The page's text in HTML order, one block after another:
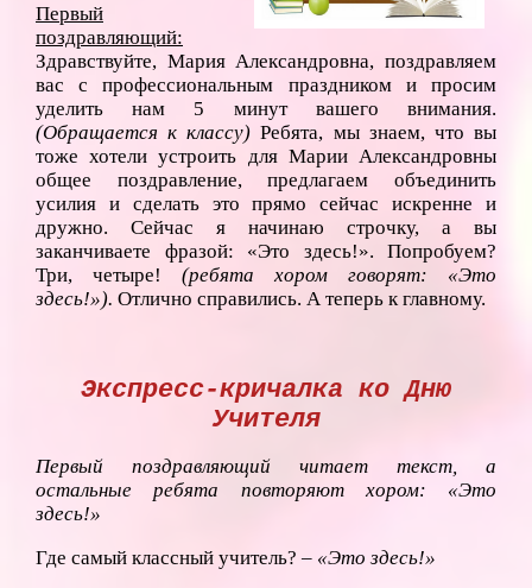
Первый
поздравляющий:
Здравствуйте, Мария Александровна, поздравляем
вас с профессиональным праздником и просим
уделить нам 5 минут вашего внимания.
(Обращается к классу) Ребята, мы знаем, что вы
тоже хотели устроить для Марии Александровны
общее поздравление, предлагаем объединить
усилия и сделать это прямо сейчас искренне и
дружно. Сейчас я начинаю строчку, а вы
заканчиваете фразой: «Это здесь!». Попробуем?
Три, четыре! (ребята хором говорят: «Это
здесь!»). Отлично справились. А теперь к главному.
Экспресс-кричалка ко Дню
Учителя
Первый поздравляющий читает текст, а
остальные ребята повторяют хором: «Это
здесь!»
Где самый классный учитель? – «Это здесь!»